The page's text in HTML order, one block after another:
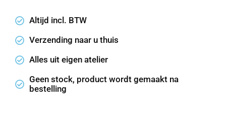
Altijd incl. BTW
Verzending naar u thuis
Alles uit eigen atelier
Geen stock, product wordt gemaakt na
bestelling